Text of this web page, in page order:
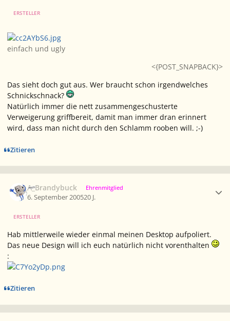
ERSTELLER
einfach und ugly
<{POST_SNAPBACK}>
Das sieht doch gut aus. Wer braucht schon irgendwelches
Schnickschnack?
Natürlich immer die nett zusammengeschusterte
Verweigerung griffbereit, damit man immer dran erinnert
wird, dass man nicht durch den Schlamm rooben will. ;-)
Zitieren
A_Brandybuck Ehrenmitglied
6. September 200520 J.
ERSTELLER
Hab mittlerweile wieder einmal meinen Desktop aufpoliert.
Das neue Design will ich euch natürlich nicht vorenthalten
:
Zitieren